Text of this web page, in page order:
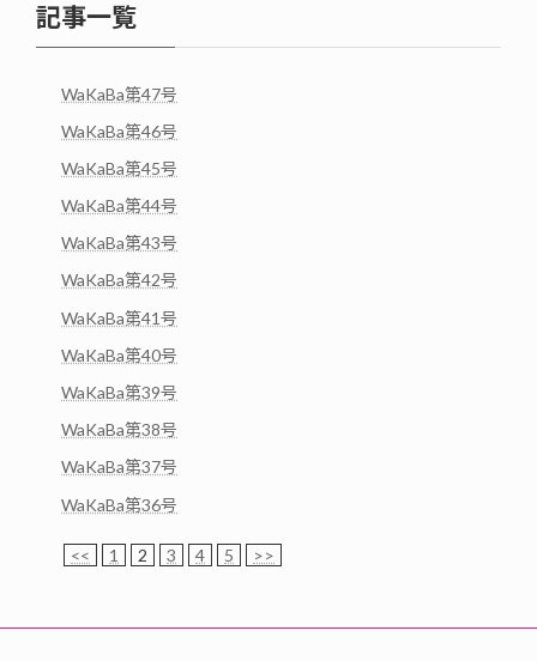
記事一覧
WaKaBa第47号
WaKaBa第46号
WaKaBa第45号
WaKaBa第44号
WaKaBa第43号
WaKaBa第42号
WaKaBa第41号
WaKaBa第40号
WaKaBa第39号
WaKaBa第38号
WaKaBa第37号
WaKaBa第36号
<< 1 2 3 4 5 >>